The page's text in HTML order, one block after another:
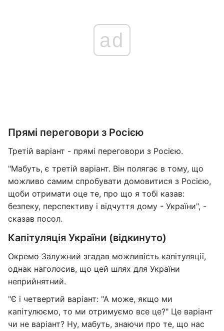
ad
Прямі переговори з Росією
Третій варіант - прямі переговори з Росією.
"Мабуть, є третій варіант. Він полягає в тому, що
можливо самим спробувати домовитися з Росією,
щоби отримати оце те, про що я тобі казав:
безпеку, перспективу і відчуття дому - України", -
сказав посол.
Капітуляція України (відкинуто)
Окремо Залужний згадав можливість капітуляції,
однак наголосив, що цей шлях для України
неприйнятний.
"Є і четвертий варіант: "А може, якщо ми
капітулюємо, то ми отримуємо все це?" Це варіант
чи не варіант? Ну, мабуть, знаючи про те, що нас